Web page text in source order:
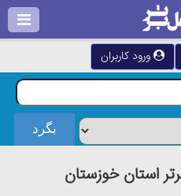
ورود کاربران
استان خوزستان